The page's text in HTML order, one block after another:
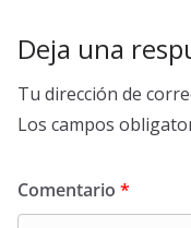
Deja una
Tu dirección de
Los campos
Comentario *